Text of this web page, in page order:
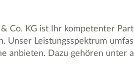
Co. KG ist Ihr kompetenter
Unser Leistungsspektrum
anbieten. Dazu gehören unter